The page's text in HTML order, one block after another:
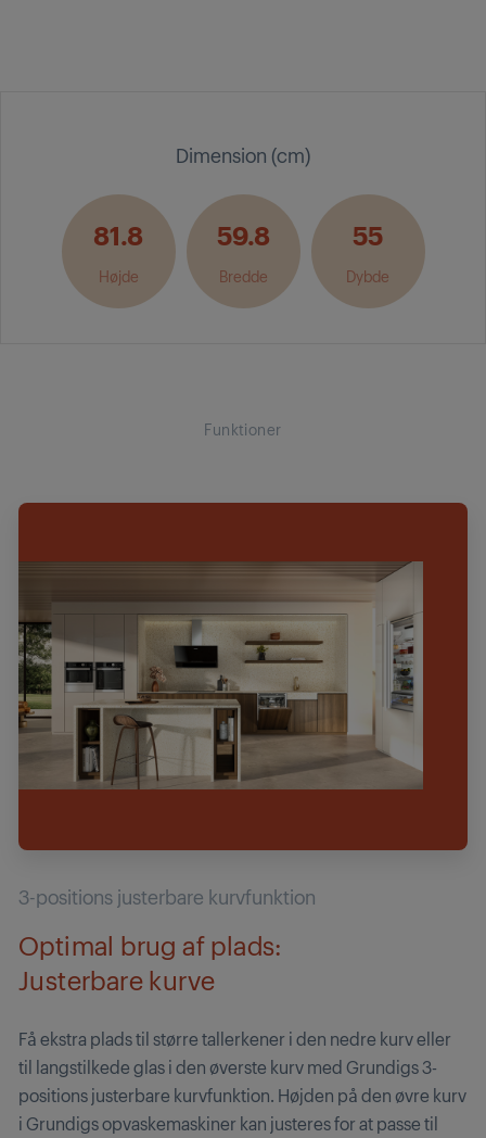
Dimension (cm)
81.8
Højde
59.8
Bredde
55
Dybde
Funktioner
3-positions justerbare kurvfunktion
Optimal brug af plads:
Justerbare kurve
Få ekstra plads til større tallerkener i den nedre kurv eller
til langstilkede glas i den øverste kurv med Grundigs 3-
positions justerbare kurvfunktion. Højden på den øvre kurv
i Grundigs opvaskemaskiner kan justeres for at passe til